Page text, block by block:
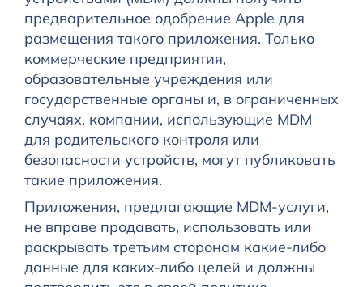
предварительное одобрение Apple для
размещения такого приложения. Только
коммерческие предприятия,
образовательные учреждения или
государственные органы и, в ограниченных
случаях, компании, использующие MDM
для родительского контроля или
безопасности устройств, могут публиковать
такие приложения.
Приложения, предлагающие MDM-услуги,
не вправе продавать, использовать или
раскрывать третьим сторонам какие-либо
данные для каких-либо целей и должны